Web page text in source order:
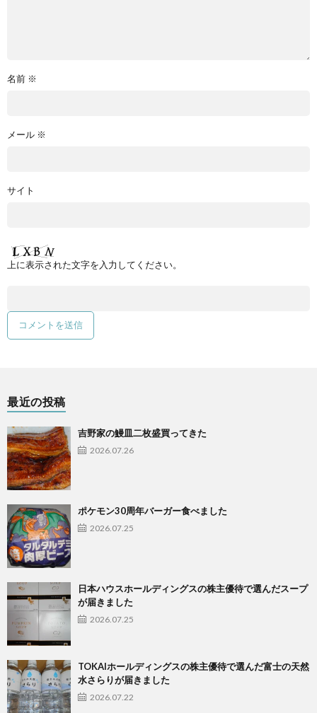
名前 ※
メール ※
サイト
上に表示された文字を入力してください。
最近の投稿
吉野家の鰻皿二枚盛買ってきた
2026.07.26
ポケモン30周年バーガー食べました
2026.07.25
日本ハウスホールディングスの株主優待で選んだスープ
が届きました
2026.07.25
TOKAIホールディングスの株主優待で選んだ富士の天然
水さらりが届きました
2026.07.22